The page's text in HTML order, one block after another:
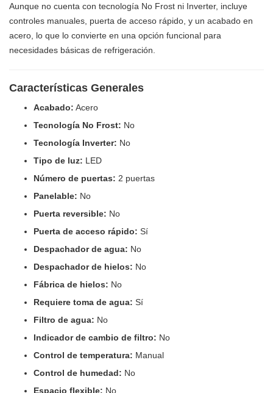
Aunque no cuenta con tecnología No Frost ni Inverter, incluye
controles manuales, puerta de acceso rápido, y un acabado en
acero, lo que lo convierte en una opción funcional para
necesidades básicas de refrigeración.
Características Generales
Acabado: Acero
Tecnología No Frost: No
Tecnología Inverter: No
Tipo de luz: LED
Número de puertas: 2 puertas
Panelable: No
Puerta reversible: No
Puerta de acceso rápido: Sí
Despachador de agua: No
Despachador de hielos: No
Fábrica de hielos: No
Requiere toma de agua: Sí
Filtro de agua: No
Indicador de cambio de filtro: No
Control de temperatura: Manual
Control de humedad: No
Espacio flexible: No